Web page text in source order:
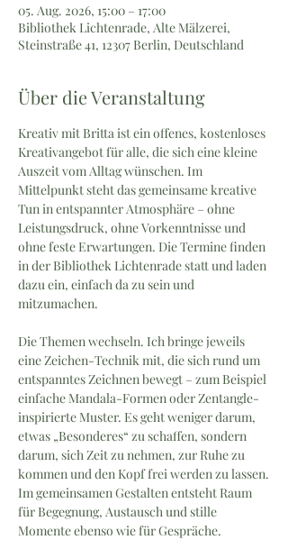
05. Aug. 2026, 15:00 – 17:00
Bibliothek Lichtenrade, Alte Mälzerei,
Steinstraße 41, 12307 Berlin, Deutschland
Über die Veranstaltung
Kreativ mit Britta ist ein offenes, kostenloses
Kreativangebot für alle, die sich eine kleine
Auszeit vom Alltag wünschen. Im
Mittelpunkt steht das gemeinsame kreative
Tun in entspannter Atmosphäre – ohne
Leistungsdruck, ohne Vorkenntnisse und
ohne feste Erwartungen. Die Termine finden
in der Bibliothek Lichtenrade statt und laden
dazu ein, einfach da zu sein und
mitzumachen.
Die Themen wechseln. Ich bringe jeweils
eine Zeichen-Technik mit, die sich rund um
entspanntes Zeichnen bewegt – zum Beispiel
einfache Mandala-Formen oder Zentangle-
inspirierte Muster. Es geht weniger darum,
etwas „Besonderes“ zu schaffen, sondern
darum, sich Zeit zu nehmen, zur Ruhe zu
kommen und den Kopf frei werden zu lassen.
Im gemeinsamen Gestalten entsteht Raum
für Begegnung, Austausch und stille
Momente ebenso wie für Gespräche.